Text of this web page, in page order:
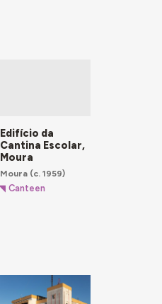
Edifício da
Cantina Escolar,
Moura
Moura(c. 1959)
Canteen